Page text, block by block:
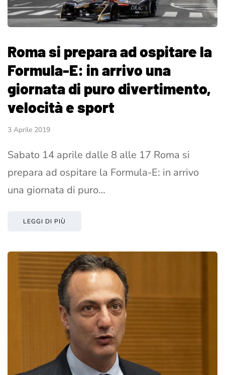
Roma si prepara ad ospitare la
Formula-E: in arrivo una
giornata di puro divertimento,
velocità e sport
3 Aprile 2019
Sabato 14 aprile dalle 8 alle 17 Roma si
prepara ad ospitare la Formula-E: in arrivo
una giornata di puro…
LEGGI DI PIÙ